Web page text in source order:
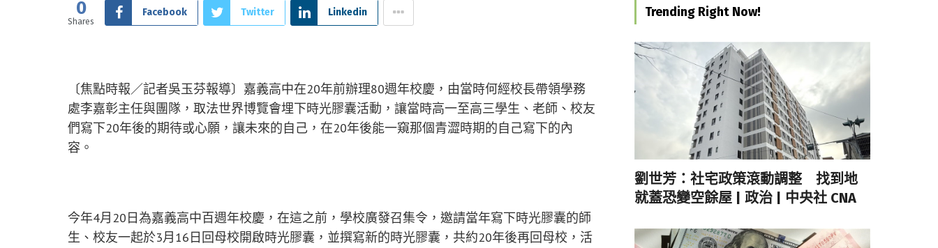
0
Shares
Facebook Twitter Linkedin
〔焦點時報／記者吳玉芬報導〕嘉義高中在20年前辦理80週年校慶，由當時何經校長帶領學務
處李嘉彰主任與團隊，取法世界博覽會埋下時光膠囊活動，讓當時高一至高三學生、老師、校友
們寫下20年後的期待或心願，讓未來的自己，在20年後能一窺那個青澀時期的自己寫下的內
容。
今年4月20日為嘉義高中百週年校慶，在這之前，學校廣發召集令，邀請當年寫下時光膠囊的師
生、校友一起於3月16日回母校開啟時光膠囊，並撰寫新的時光膠囊，共約20年後再回母校，活
Trending Right Now!
劉世芳：社宅政策滾動調整 找到地
就蓋恐變空餘屋 | 政治 | 中央社 CNA